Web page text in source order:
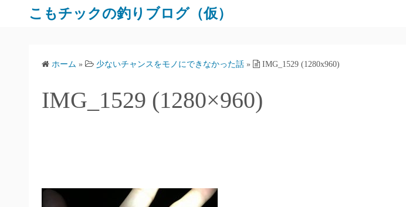
こもチックの釣りブログ（仮）
ホーム » 少ないチャンスをモノにできなかった話 » IMG_1529 (1280x960)
IMG_1529 (1280×960)